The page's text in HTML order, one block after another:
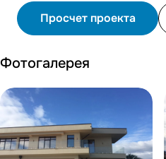
Просчет проекта
Фотогалерея